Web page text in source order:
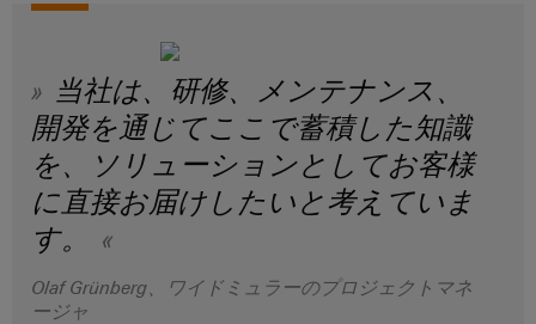
チ
ャ
の
構
築
イ
ン
フ
ラ
グ
リ
ッ
ド
u-
OS
エ
イ
ン
端
子
台
と
コ
リ
Fast
Delivery
サ
ー
ビ
ス
本
法
人
情
報
デ
本
語
資
料
日
本
語
当社は、研修、メンテナンス、
開発を通じてここで蓄積した知識
を、ソリューションとしてお客様
に直接お届けしたいと考えていま
す。
Olaf Grünberg、ワイドミュラーのプロジェクトマネ
ージャ